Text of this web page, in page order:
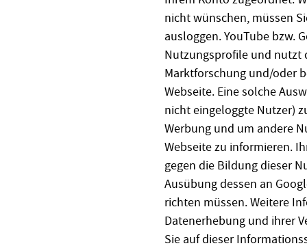
nicht wünschen, müssen
ausloggen. YouTube bzw.
Nutzungsprofile und nutzt
Marktforschung und/oder
Webseite. Eine solche
nicht eingeloggte Nutzer)
Werbung und um andere
Webseite zu informieren.
gegen die Bildung dieser
Ausübung dessen an
richten müssen. Weitere
Datenerhebung und ihrer
Sie auf dieser